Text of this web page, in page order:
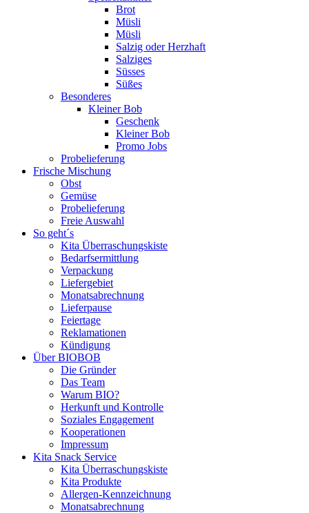
Brot
Müsli
Müsli
Salzig oder Herzhaft
Salziges
Süsses
Süßes
Besonderes
Kleiner Bob
Geschenk
Kleiner Bob
Promo Jobs
Probelieferung
Frische Mischung
Obst
Gemüse
Probelieferung
Freie Auswahl
So geht´s
Kita Überraschungskiste
Bedarfsermittlung
Verpackung
Liefergebiet
Monatsabrechnung
Lieferpause
Feiertage
Reklamationen
Kündigung
Über BIOBOB
Die Gründer
Das Team
Warum BIO?
Herkunft und Kontrolle
Soziales Engagement
Kooperationen
Impressum
Kita Snack Service
Kita Überraschungskiste
Kita Produkte
Allergen-Kennzeichnung
Monatsabrechnung